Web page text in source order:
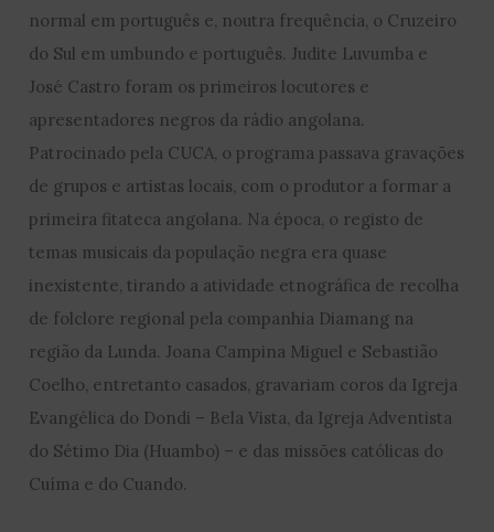
normal em português e, noutra frequência, o Cruzeiro
do Sul em umbundo e português. Judite Luvumba e
José Castro foram os primeiros locutores e
apresentadores negros da rádio angolana.
Patrocinado pela CUCA, o programa passava gravações
de grupos e artistas locais, com o produtor a formar a
primeira fitateca angolana. Na época, o registo de
temas musicais da população negra era quase
inexistente, tirando a atividade etnográfica de recolha
de folclore regional pela companhia Diamang na
região da Lunda. Joana Campina Miguel e Sebastião
Coelho, entretanto casados, gravariam coros da Igreja
Evangélica do Dondi – Bela Vista, da Igreja Adventista
do Sétimo Dia (Huambo) – e das missões católicas do
Cuíma e do Cuando.